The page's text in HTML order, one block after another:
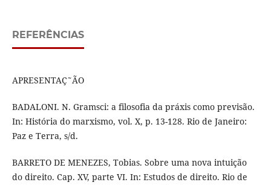
REFERÊNCIAS
APRESENTAÇ˜ÃO
BADALONI. N. Gramsci: a filosofia da práxis como previsão.
In: História do marxismo, vol. X, p. 13-128. Rio de Janeiro:
Paz e Terra, s/d.
BARRETO DE MENEZES, Tobias. Sobre uma nova intuição
do direito. Cap. XV, parte VI. In: Estudos de direito. Rio de